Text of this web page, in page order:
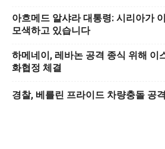
아흐메드 알샤라 대통령: 시리아가
모색하고 있습니다
하메네이, 레바논 공격 종식 위해 이
화협정 체결
경찰, 베를린 프라이드 차량충돌 공